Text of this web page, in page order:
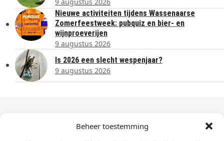
Beheer toestemming
Nieuwe activiteiten tijdens Wassenaarse
Zomerfeestweek: pubquiz en bier- en
wijnproeverijen
9 augustus 2026
Is 2026 een slecht wespenjaar?
9 augustus 2026
Dagelijks het laatste nieuws in je e-mail?